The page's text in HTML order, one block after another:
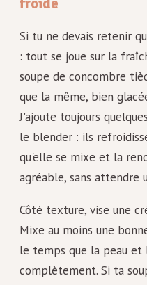
Si tu ne devais retenir
: tout se joue sur la
soupe de concombre
que la même, bien
J'ajoute toujours
le blender : ils
qu'elle se mixe et la
agréable, sans attendre
Côté texture, vise une
Mixe au moins une
le temps que la peau et
complètement. Si ta